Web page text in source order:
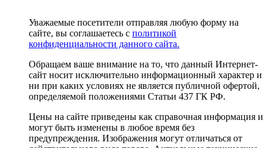
Уважаемые посетители отправляя любую форму на
сайте, вы соглашаетесь с политикой
конфиденциальности данного сайта.
Обращаем ваше внимание на то, что данный Интернет-
сайт носит исключительно информационный характер и
ни при каких условиях не является публичной офертой,
определяемой положениями Статьи 437 ГК РФ.
Цены на сайте приведены как справочная информация и
могут быть изменены в любое время без
предупреждения. Изображения могут отличаться от